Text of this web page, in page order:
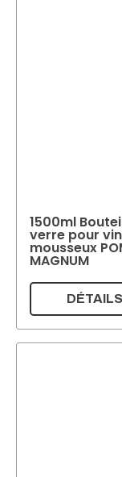
1500ml
verre pour
mousseux
MAGNUM
DÉTAILS